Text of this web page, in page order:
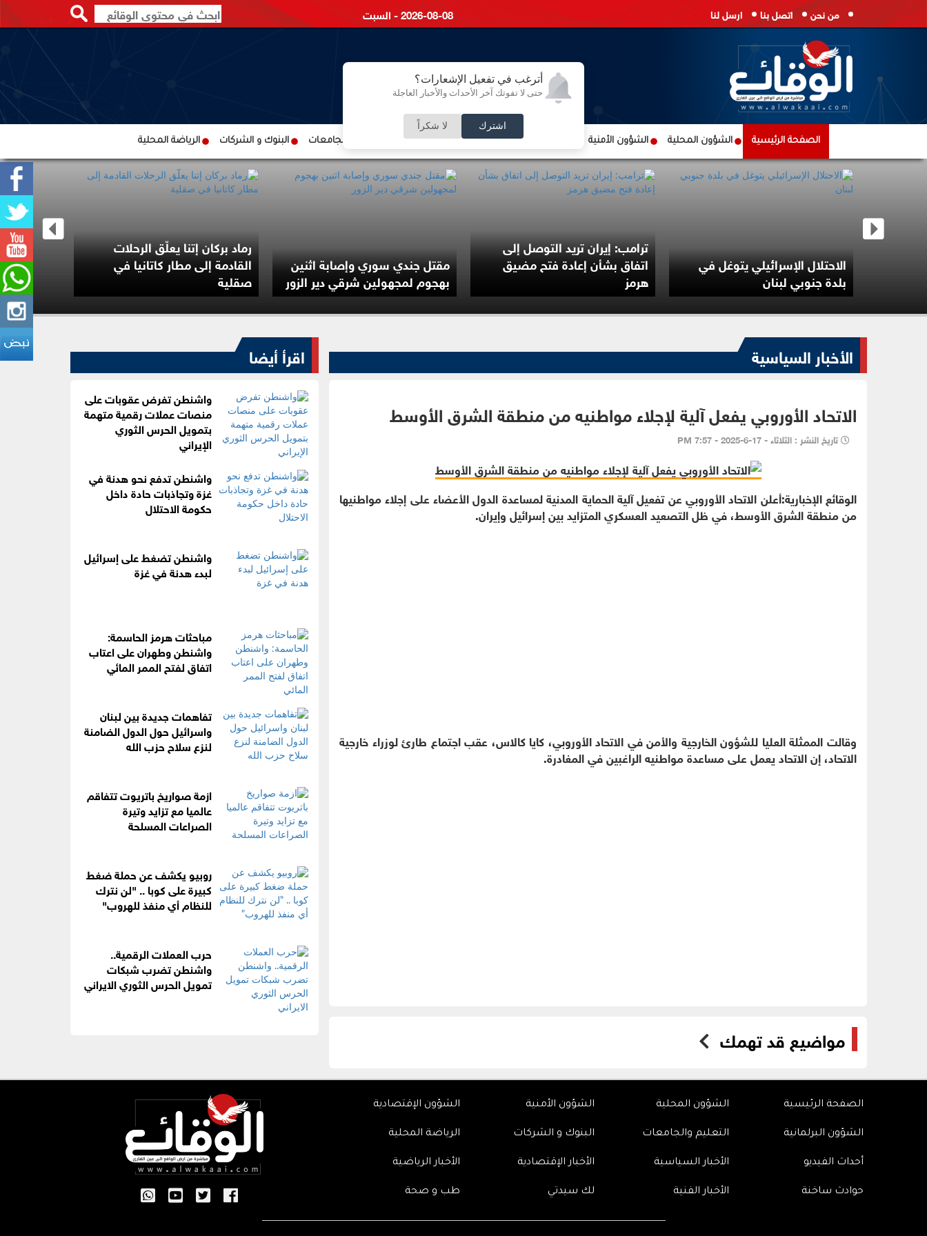
أترغب في تفعيل الإشعارات؟
حتى لا تفوتك آخر الأحداث والأخبار العاجلة
اشترك لا شكراً
من نحن اتصل بنا ارسل لنا 2026-08-08 - السبت
الصفحة الرئيسية الشؤون المحلية الشؤون الأمنية الشؤون الإقتصادية الشؤون البرلمانية التعليم والجامعات البنوك و الشركات الرياضة المحلية
الاحتلال الإسرائيلي يتوغل في
بلدة جنوبي لبنان
ترامب: إيران تريد التوصل إلى
اتفاق بشأن إعادة فتح مضيق
هرمز
مقتل جندي سوري وإصابة اثنين
بهجوم لمجهولين شرقي دير الزور
رماد بركان إتنا يعلّق الرحلات
القادمة إلى مطار كاتانيا في
صقلية
تناول
مكملات
الأخبار السياسية
الاتحاد الأوروبي يفعل آلية لإجلاء مواطنيه من منطقة الشرق الأوسط
تاريخ النشر : الثلاثاء - 17-6-2025 - 7:57 PM
الوقائع الإخبارية:أعلن الاتحاد الأوروبي عن تفعيل آلية الحماية المدنية لمساعدة الدول الأعضاء على إجلاء مواطنيها
من منطقة الشرق الأوسط، في ظل التصعيد العسكري المتزايد بين إسرائيل وإيران.
وقالت الممثلة العليا للشؤون الخارجية والأمن في الاتحاد الأوروبي، كايا كالاس، عقب اجتماع طارئ لوزراء خارجية
الاتحاد، إن الاتحاد يعمل على مساعدة مواطنيه الراغبين في المغادرة.
مواضيع قد تهمك
اقرأ أيضا
واشنطن تفرض عقوبات على
منصات عملات رقمية متهمة
بتمويل الحرس الثوري
الإيراني
واشنطن تدفع نحو هدنة في
غزة وتجاذبات حادة داخل
حكومة الاحتلال
واشنطن تضغط على إسرائيل
لبدء هدنة في غزة
مباحثات هرمز الحاسمة:
واشنطن وطهران على اعتاب
اتفاق لفتح الممر المائي
تفاهمات جديدة بين لبنان
واسرائيل حول الدول الضامنة
لنزع سلاح حزب الله
ازمة صواريخ باتريوت تتفاقم
عالميا مع تزايد وتيرة
الصراعات المسلحة
روبيو يكشف عن حملة ضغط
كبيرة على كوبا .. "لن نترك
للنظام أي منفذ للهروب"
حرب العملات الرقمية..
واشنطن تضرب شبكات
تمويل الحرس الثوري الايراني
الصفحة الرئيسية الشؤون المحلية الشؤون الأمنية الشؤون الإقتصادية
الشؤون البرلمانية التعليم والجامعات البنوك و الشركات الرياضة المحلية
أحداث الفيديو الأخبار السياسية الأخبار الإقتصادية الأخبار الرياضية
حوادث ساخنة الأخبار الفنية لك سيدتي طب و صحة